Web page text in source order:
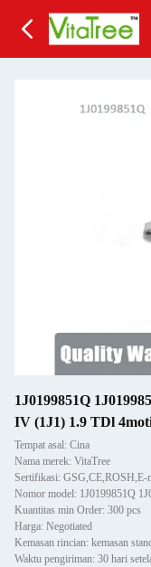
1J0199851Q
IV (1J1) 1.9 TDl
Tempat asal: Cina
Nama merek: VitaTree
Sertifikasi: GSG,CE,ROSH,E-
Nomor model: 1J0199851Q
Kuantitas min Order: 300 pcs
Harga: Negotiated
Kemasan rincian: kemasan
Waktu pengiriman: 30 hari